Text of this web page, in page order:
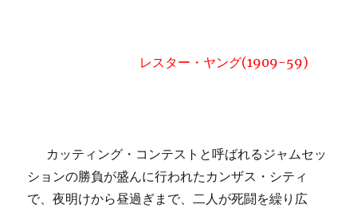
レスター・ヤング(1909-59)
カッティング・コンテストと呼ばれるジャムセッ
ションの勝負が盛んに行われたカンザス・シティ
で、夜明けから昼過ぎまで、二人が死闘を繰り広